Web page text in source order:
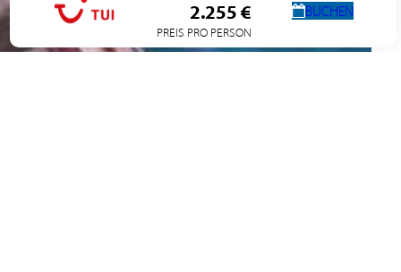
2.255 €
PREIS PRO PERSON
BUCHEN